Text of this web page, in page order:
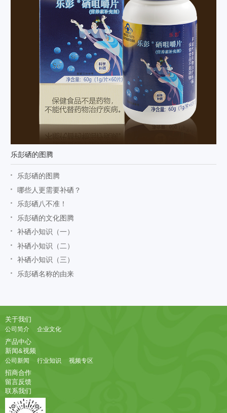
乐彭硒的图腾
乐彭硒的图腾
哪些人更需要补硒？
乐彭硒八不准！
乐彭硒的文化图腾
补硒小知识（一）
补硒小知识（二）
补硒小知识（三）
乐彭硒名称的由来
关于我们
公司简介 企业文化
产品中心
新闻&视频
公司新闻 行业知识 视频专区
招商合作
留言反馈
联系我们